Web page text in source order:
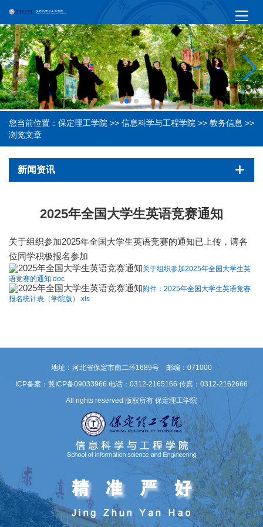
您当前位置： 保定理工学院 >> 信息科学与工程学院 >> 教务信息 >>
浏览文章
新闻资讯
2025年全国大学生英语竞赛通知
关于组织参加2025年全国大学生英语竞赛的通知已上传，请各
位同学积极报名参加
关于组织参加2025年全国大学生英
语竞赛的通知.doc
附件：2025年全国大学生英语竞赛
报名统计表（学院版）.xls
地址：河北省保定市南二环1689号 邮编：071000
ICP备案：冀ICP备09033966 电话：0312-2165166 传真：0312-2162666
All rights reserved 版权所有 保定理工学院